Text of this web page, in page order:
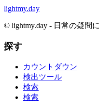
lightmy.day
© lightmy.day - 日常の疑問
探す
カウントダウン
検出ツール
検索
検索